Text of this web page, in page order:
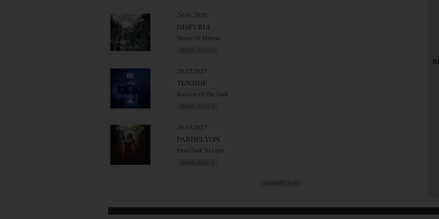
24.01.2026
DISPYRIA
Master Of Mirrors
20.12.2025
TENSIDE
Receiver Of The Dark
16.11.2025
PARHELYON
From Dark To Light